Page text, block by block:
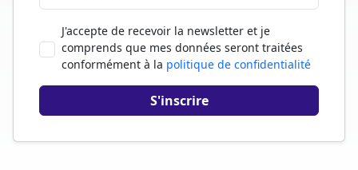
J'accepte de recevoir la newsletter et je
comprends que mes données seront traitées
conformément à la politique de confidentialité